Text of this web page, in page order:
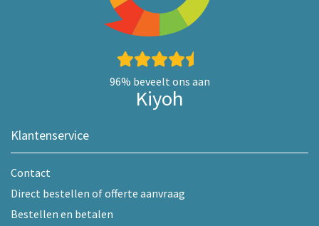
96% beveelt ons aan
Kiyoh
Klantenservice
Contact
Direct bestellen of offerte aanvraag
Bestellen en betalen